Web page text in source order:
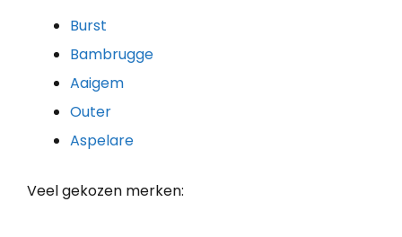
Burst
Bambrugge
Aaigem
Outer
Aspelare
Veel gekozen merken: